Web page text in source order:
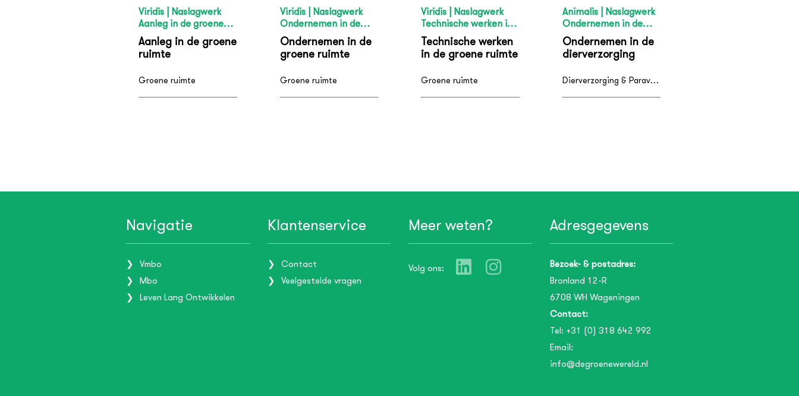
Viridis | Naslagwerk
Aanleg in de groene
ruimte
Aanleg in de groene
ruimte
Groene ruimte
Viridis | Naslagwerk
Ondernemen in de
groene ruimte
Ondernemen in de
groene ruimte
Groene ruimte
Viridis | Naslagwerk
Technische werken in
de groene ruimte
Technische werken
in de groene ruimte
Groene ruimte
Animalis | Naslagwerk
Ondernemen in de
dierverzorging
Ondernemen in de
dierverzorging
Dierverzorging & Paraveterinair
Navigatie
Vmbo
Mbo
Leven Lang Ontwikkelen
Klantenservice
Contact
Veelgestelde vragen
Meer weten?
Volg ons:
Adresgegevens
Bezoek- & postadres:
Bronland 12-R
6708 WH Wageningen
Contact:
Tel: +31 (0) 318 642 992
Email:
info@degroenewereld.nl